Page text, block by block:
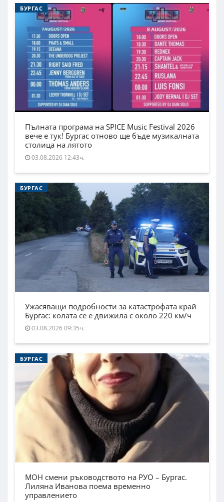
БУРГАС
Пълната програма на SPICE Music Festival 2026
вече е тук! Бургас отново ще бъде музикалната
столица на лятото
03.08.2026 12:43ч.
БУРГАС
Ужасяващи подробности за катастрофата край
Бургас: колата се е движила с около 220 км/ч
03.08.2026 09:35ч.
БУРГАС
МОН смени ръководството на РУО – Бургас.
Лиляна Иванова поема временно
управлението